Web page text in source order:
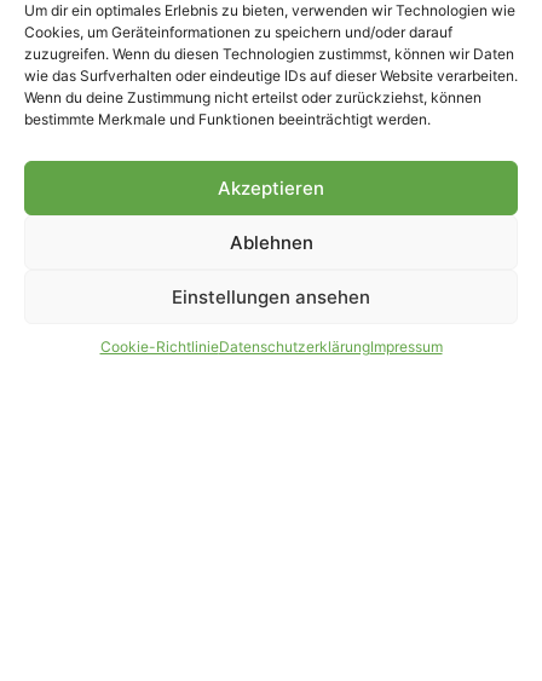
Um dir ein optimales Erlebnis zu bieten, verwenden wir Technologien wie
Cookies, um Geräteinformationen zu speichern und/oder darauf
zuzugreifen. Wenn du diesen Technologien zustimmst, können wir Daten
wie das Surfverhalten oder eindeutige IDs auf dieser Website verarbeiten.
Wenn du deine Zustimmung nicht erteilst oder zurückziehst, können
bestimmte Merkmale und Funktionen beeinträchtigt werden.
Akzeptieren
Ablehnen
Einstellungen ansehen
Cookie-RichtlinieDatenschutzerklärungImpressum
offiziell eingetragenes Magazin
bei der Deutschen
Nationalbibliothek (ISSN 1868-
8233). Nachdruck und
Weiterverarbeitung, auch
auszugsweise, nur mit
PARTNER WERDEN
AGB